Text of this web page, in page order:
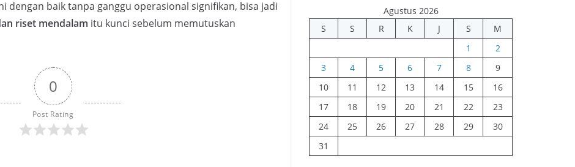
dengan baik tanpa ganggu operasional signifikan, bisa jadi
riset mendalam itu kunci sebelum memutuskan
0
Post Rating
Agustus 2026
S
S R K J S
M
1
2
3
4 5 6 7 8
9
10
11 12 13 14 15
16
17
18 19 20 21 22
23
24
25 26 27 28 29
30
31